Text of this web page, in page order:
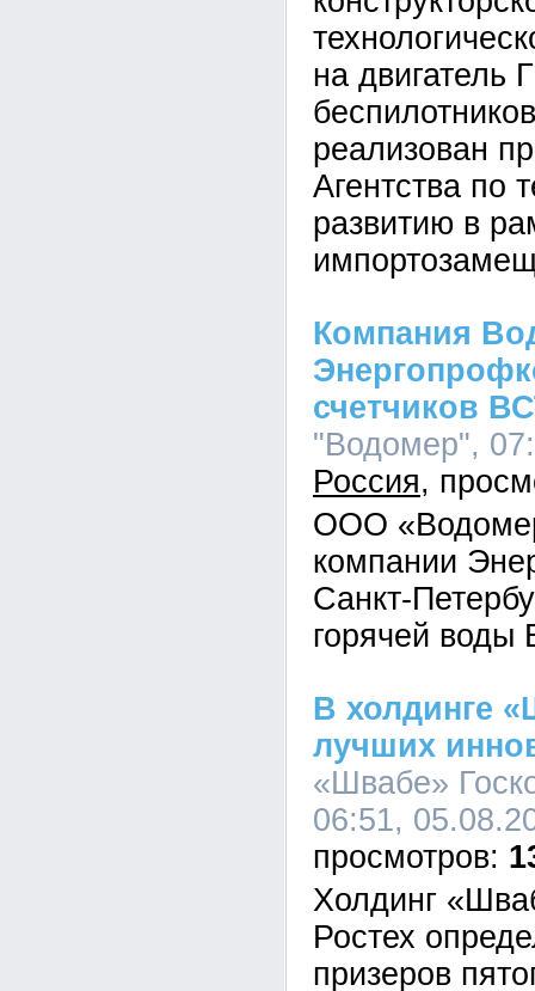
на двигатель
реализован
Агентства по
развитию в
Компания
счетчиков
"Водомер",
Россия
ООО
компании
Санкт-
горячей
В холдинге
лучших
«Швабе»
06:51,
Холдинг
Ростех
призеров